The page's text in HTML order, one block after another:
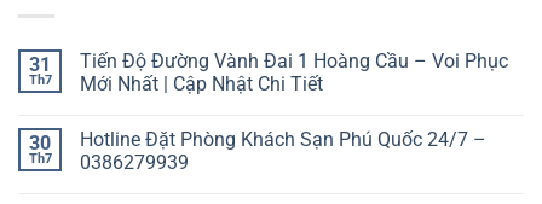
31
Th7
Tiến Độ Đường Vành Đai 1 Hoàng Cầu – Voi Phục
Mới Nhất | Cập Nhật Chi Tiết
30
Th7
Hotline Đặt Phòng Khách Sạn Phú Quốc 24/7 –
0386279939